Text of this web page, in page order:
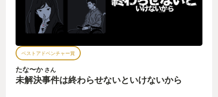
ベストアドベンチャー賞
たな〜かさん
未解決事件は終わらせないといけないから